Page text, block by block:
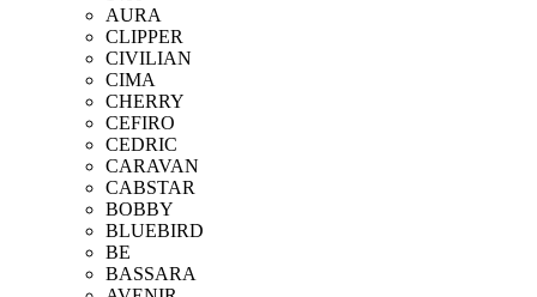
AURA
CLIPPER
CIVILIAN
CIMA
CHERRY
CEFIRO
CEDRIC
CARAVAN
CABSTAR
BOBBY
BLUEBIRD
BE
BASSARA